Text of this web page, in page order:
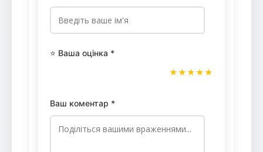
⭐ Ваша оцінка *
★
★
★
★
★
Ваш коментар *